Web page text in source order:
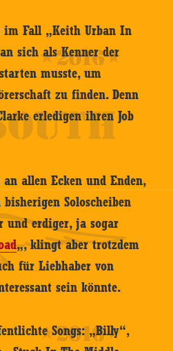
im Fall „Keith Urban In
sich als Kenner der
musste, um
zu finden. Denn
erledigen ihren Job
allen Ecken und Enden,
Soloscheiben
und erdiger, ja sogar
„, klingt aber trotzdem
für Liebhaber von
sein könnte.
Songs: „Billy“,